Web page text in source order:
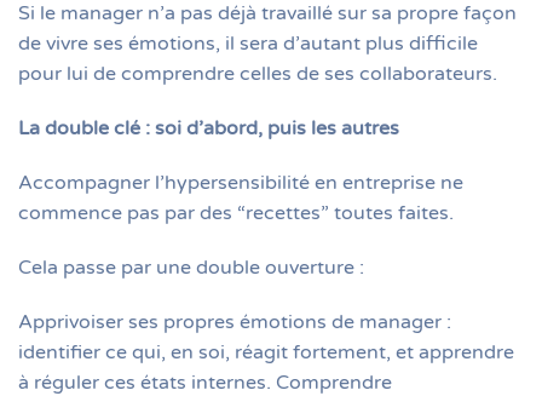
Si le manager n’a pas déjà travaillé sur sa propre façon
de vivre ses émotions, il sera d’autant plus difficile
pour lui de comprendre celles de ses collaborateurs.
La double clé : soi d’abord, puis les autres
Accompagner l’hypersensibilité en entreprise ne
commence pas par des “recettes” toutes faites.
Cela passe par une double ouverture :
Apprivoiser ses propres émotions de manager :
identifier ce qui, en soi, réagit fortement, et apprendre
à réguler ces états internes. Comprendre